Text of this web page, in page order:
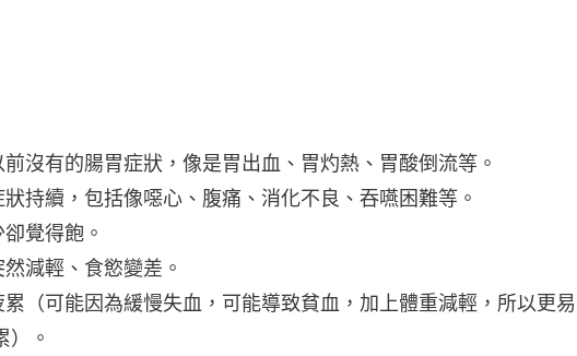
沒有的腸胃症狀，像是胃出血、胃灼熱、胃酸倒流等。
持續，包括像噁心、腹痛、消化不良、吞嚥困難等。
覺得飽。
減輕、食慾變差。
（可能因為緩慢失血，可能導致貧血，加上體重減輕，所以更易
）。